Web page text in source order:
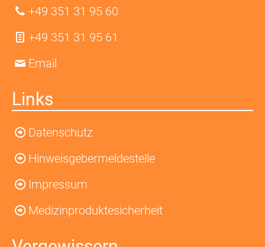
noch...?!
Herzenssache
leben
Sexualität
KIT
Mitarbeit
+49 351 31 95 60
+49 351 31 95 61
Email
Links
Datenschutz
Hinweisgebermeldestelle
Impressum
Medizinproduktesicherheit